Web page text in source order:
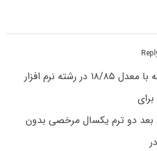
سلام. من کارشناسی ناپیوسته با معدل ۱۸/۸۵ در رشته نرم افزار
و من بعد دو ترم یکسال مرخصی بدون